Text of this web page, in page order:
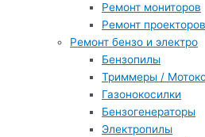
Ремонт мониторов
Ремонт проекторов
Ремонт бензо и электро
Бензопилы
Триммеры /
Газонокосилки
Бензогенераторы
Электропилы